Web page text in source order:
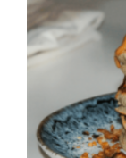
Produits sains
Click and